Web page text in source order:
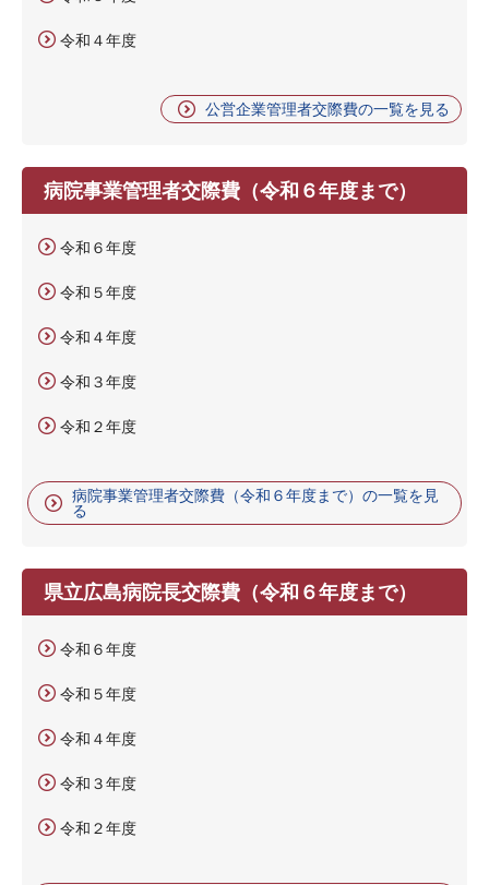
令和４年度
公営企業管理者交際費の一覧を見る
病院事業管理者交際費（令和６年度まで）
令和６年度
令和５年度
令和４年度
令和３年度
令和２年度
病院事業管理者交際費（令和６年度まで）の一覧を見
る
県立広島病院長交際費（令和６年度まで）
令和６年度
令和５年度
令和４年度
令和３年度
令和２年度